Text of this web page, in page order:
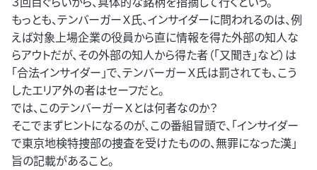
もっとも、テンバーガーＸ氏、インサイダーに問われるのは、例
えば対象上場企業の役員から直に情報を得た外部の知人な
らアウトだが、その外部の知人から得た者（「又聞き」など）は
「合法インサイダー」で、テンバーガーＸ氏は罰されても、こう
したエリア外の者はセーフだと。
では、このテンバーガーＸとは何者なのか？
そこでまずヒントになるのが、この番組冒頭で、「インサイダー
で東京地検特捜部の捜査を受けたものの、無罪になった漢」
旨の記載があること。